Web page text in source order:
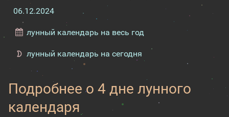
06.12.2024
лунный календарь на весь год
лунный календарь на сегодня
Подробнее о 4 дне лунного
календаря